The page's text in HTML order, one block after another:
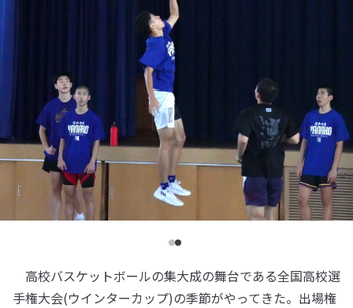
高校バスケットボールの集大成の舞台である全国高校選
手権大会(ウインターカップ)の季節がやってきた。出場権